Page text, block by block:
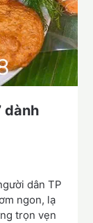
dành
dân TP
ngon, lạ
trọn vẹn